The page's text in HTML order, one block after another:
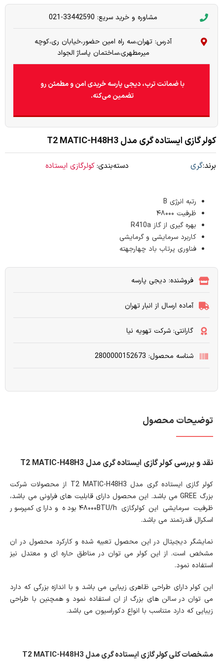
مشاوره و خرید سریع: 33442590-021
آدرس: تهران،سه راه امین حضور،خیابان ری،کوچه
میرمطهری،ساختمان پاساژ الجواد
با ضمانت ترب، دیجی پارسه خریدی امن و مطمئن رو
تضمین می‌کنه.
کولر گازی ایستاده گری مدل T2 MATIC-H48H3
برند:گری دسته‌بندی:کولرگازی ایستاده
رتبه انرژی B
ظرفیت ۴۸۰۰۰
بهره گیری از گاز R410a
کاربرد سرمایشی و گرمایشی
فناوری پرتاب باد چهارجهته
فروشنده: دیجی پارسه
آماده ارسال از انبار تهران
گارانتی: شرکت تهویه نیا
شناسه محصول: 2800000152673
توضیحات محصول
نقد و بررسی کولر گازی ایستاده گری مدل T2 MATIC-H48H3
کولر گازی ایستاده گری مدل T2 MATIC-H48H3 از محصولات شرکت
بزرگ GREE می باشد. این محصول دارای قابلیت های فراونی می باشد،
ظرفیت سرمایشی این کولرگازی ۴۸۰۰۰BTU/h بوده و دارای کمپرسور
اسکرال قدرتمند می باشد.
نمایشگر دیجیتال در این محصول تعبیه شده و کارکرد محصول در ان
مشخص است. از این کولر می توان در مناطق حاره ای و معتدل نیز
استفاده نمود.
این کولر دارای طراحی ظاهری زیبایی می باشد و با اندازه بزرگی که دارد
می توان در سالن های بزرگ از ان استفاده نمود و همچنین با طراحی
زیبایی که دارد متناسب با انواع دکوراسیون می باشد.
مشخصات کلی کولر گازی ایستاده گری مدل T2 MATIC-H48H3